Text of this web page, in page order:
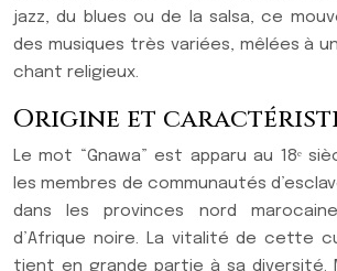
jazz, du blues ou de la salsa, ce
des musiques très variées, mêlées à
chant religieux.
Origine et
Le mot “Gnawa” est apparu au 18ᵉ
les membres de communautés
dans les provinces nord
d’Afrique noire. La vitalité de cette
tient en grande partie à sa diversité.